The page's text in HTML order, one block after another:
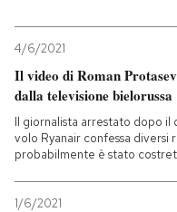
Sport
PODCAST
NEWSLETTER
4/6/2021
Il video di Roman
dalla televisione bielorussa
Il giornalista arrestato dopo
volo Ryanair confessa diversi
probabilmente è stato
1/6/2021